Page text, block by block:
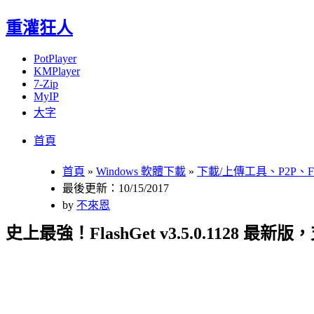
重灌狂人
PotPlayer
KMPlayer
7-Zip
MyIP
大字
首頁
首頁 » Windows 軟體下載 » 下載/上傳工具、P2P、
最後更新：10/15/2017
by 不來恩
史上最強！FlashGet v3.5.0.1128 最新版